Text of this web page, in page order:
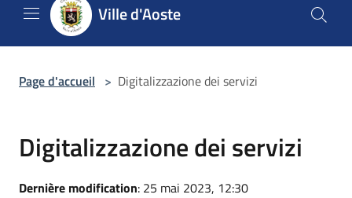
Ville d'Aoste
Page d'accueil > Digitalizzazione dei servizi
Digitalizzazione dei servizi
Dernière modification: 25 mai 2023, 12:30